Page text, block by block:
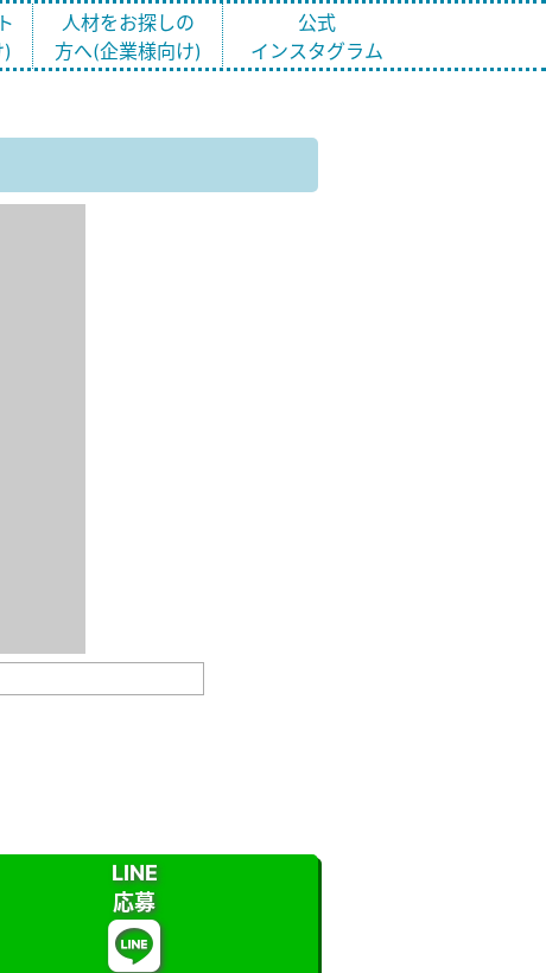
人材をお探しの
方へ(企業様向け)
公式
インスタグラム
LINE
応募